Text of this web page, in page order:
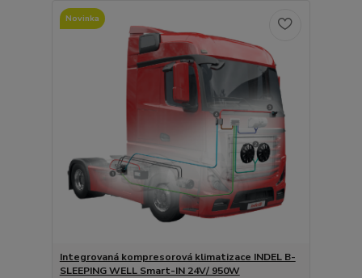
Novinka
Integrovaná kompresorová klimatizace INDEL B-
SLEEPING WELL Smart-IN 24V/ 950W